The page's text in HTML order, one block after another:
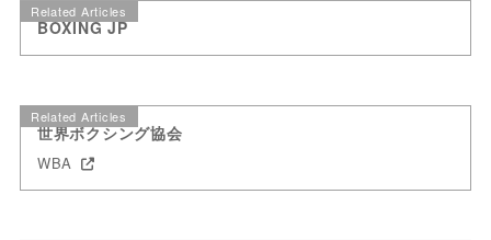
Related Articles
BOXING JP
Related Articles
世界ボクシング協会
WBA